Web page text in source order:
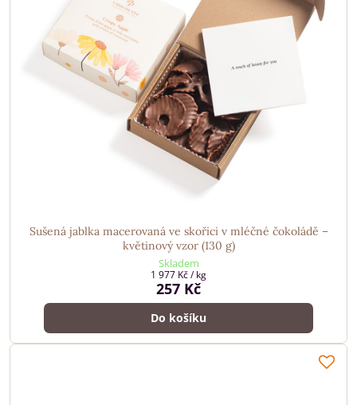
Sušená jablka macerovaná ve skořici v mléčné čokoládě –
květinový vzor (130 g)
Skladem
257 Kč
1 977 Kč/ kg
Do košíku